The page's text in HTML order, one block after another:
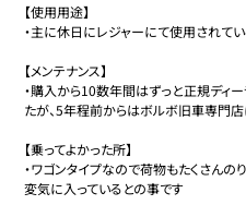
【使用用途】
・主に休日にレジャーにて使用されてい
【メンテナンス】
・購入から10数年間はずっと正規ディ
たが、5年程前からはボルボ旧車専門店
【乗ってよかった所】
・ワゴンタイプなので荷物もたくさん
変気に入っているとの事です